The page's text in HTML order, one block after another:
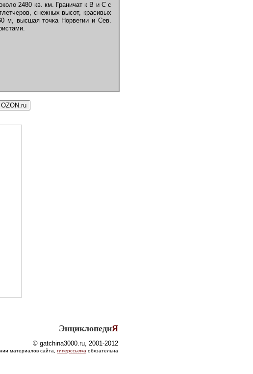
2480 кв. км. Граничат к В и С с
снежных высот, красивых
м, высшая точка Норвегии и Сев.
ЭнциклопедиЯ
© gatchina3000.ru, 2001-2012
материалов сайта, гиперссылка обязательна